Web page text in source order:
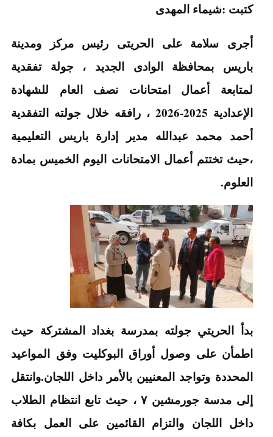
كتبت :شيماء المهدى
أجرى سلامة على الحريتى رئيس مركز ومدينة
باريس بمحافظة الوادى الجديد ، جولة تفقدية
لمتابعة أعمال امتحانات نصف العام للشهادة
الإعدادية 2025-2026 ، رافقه خلال جولته التفقدية
أحمد محمد عبدالله مدير إدارة باريس التعليمية
،حيث تختتم أعمال الامتحانات اليوم الخميس بمادة
العلوم.
بدأ الحريتي جولته بمدرسة بغداد المشتركة حيث
اطمأن على وصول أوراق البوكليت وفق المواعيد
المحددة وتواجد المعنيين بالأمر داخل اللجان.وانتقل
إلى مدسة جورمشين ٧ ، حيث تابع انتظام الطلاب
داخل اللجان والتزام القائمين على العمل بكافة